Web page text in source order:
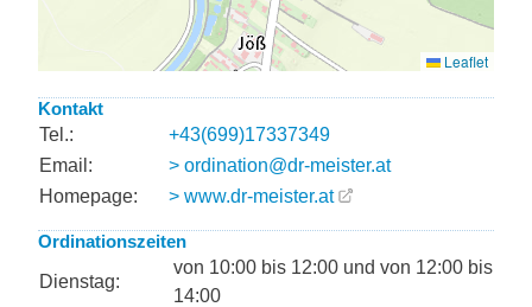
Kontakt
Tel.:
+43(699)17337349
Email:
> ordination@dr-meister.at
Homepage:
> www.dr-meister.at
Ordinationszeiten
Dienstag:
von 10:00 bis 12:00 und von 12:00 bis
14:00